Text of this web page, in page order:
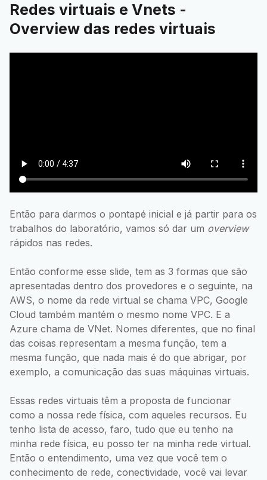
Redes virtuais e Vnets -
Overview das redes virtuais
Então para darmos o pontapé inicial e já partir para os
trabalhos do laboratório, vamos só dar um overview
rápidos nas redes.
Então conforme esse slide, tem as 3 formas que são
apresentadas dentro dos provedores e o seguinte, na
AWS, o nome da rede virtual se chama VPC, Google
Cloud também mantém o mesmo nome VPC. E a
Azure chama de VNet. Nomes diferentes, que no final
das coisas representam a mesma função, tem a
mesma função, que nada mais é do que abrigar, por
exemplo, a comunicação das suas máquinas virtuais.
Essas redes virtuais têm a proposta de funcionar
como a nossa rede física, com aqueles recursos. Eu
tenho lista de acesso, faro, tudo que eu tenho na
minha rede física, eu posso ter na minha rede virtual.
Então o entendimento, uma vez que você tem o
conhecimento de rede, conectividade, você vai levar